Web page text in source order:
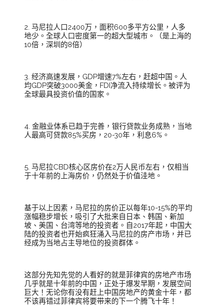
2. 马尼拉人口2400万，面积600多平方公里，人多
地少。全球人口密度第一的超大型城市。（是上海的
10倍，深圳的8倍）
3. 经济高速发展，GDP增速7%左右，赶超中国。人
均GDP突破3000美金，FDI净流入持续增长。被评为
全球最具投资价值的国家。
4. 金融业体系已趋于完善，银行贷款业务成熟，当地
人最高可贷款85%买房，20-30年，利息6%。
5. 马尼拉CBD核心区房价在2万人民币左右，仅相当
于十年前的上海房价，仍然处于价值洼地。
基于以上因素，马尼拉的房价正以每年10-15%的平均
涨幅稳步增长，吸引了大批来自日本、韩国、新加
坡、美国、台湾等地的投资者。自2017年起，中国大
陆的投资者也开始疯狂涌入马尼拉的房产市场，并已
经成为当地占主导地位的投资群体。
这部分先知先觉的人看好的就是菲律宾的房地产市场
几乎就是十年前的中国，正处于爆发早期，发展空间
巨大！无论你有没有赶上中国房地产的黄金十年，都
不该再错过菲律宾将要带来的下一个腾飞十年！